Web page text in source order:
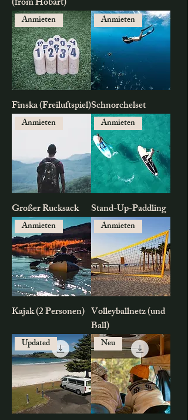
Anmieten
Finska (Freiluftspiel)
Anmieten
Schnorchelset
Anmieten
Großer Rucksack
Anmieten
Stand-Up-Paddling
Anmieten
Kajak (2 Personen)
Anmieten
Volleyballnetz (und
Ball)
Updated Neu